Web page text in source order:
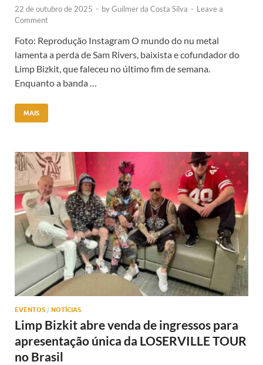
22 de outubro de 2025 - byGuilmer da Costa Silva - Leave a
Comment
Foto: Reprodução Instagram O mundo do nu metal
lamenta a perda de Sam Rivers, baixista e cofundador do
Limp Bizkit, que faleceu no último fim de semana.
Enquanto a banda …
MAIS
EVENTOS / NOTÍCIAS
Limp Bizkit abre venda de ingressos para
apresentação única da LOSERVILLE TOUR
no Brasil